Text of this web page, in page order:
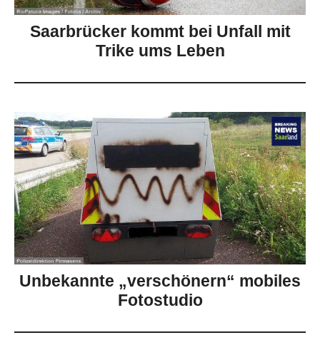
Saarbrücker kommt bei Unfall mit
Trike ums Leben
Unbekannte „verschönern“ mobiles
Fotostudio